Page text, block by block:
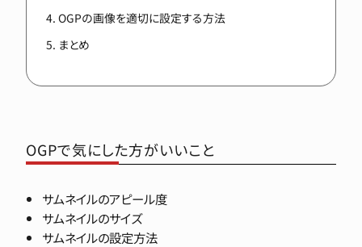
OGPの画像を適切に設定する方法
まとめ
OGPで気にした方がいいこと
サムネイルのアピール度
サムネイルのサイズ
サムネイルの設定方法